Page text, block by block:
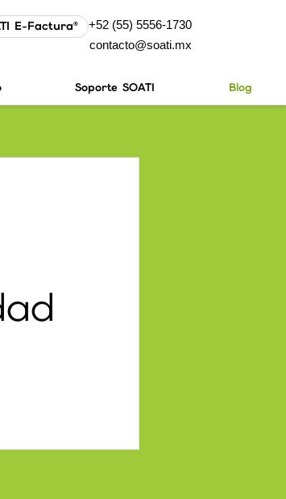
E-Factura®
+52 (55) 5556-1730
contacto@soati.mx
Soporte SOATI Blog